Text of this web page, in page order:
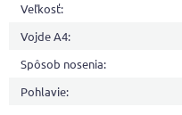
Veľkosť:
Vojde A4:
Spôsob nosenia:
Pohlavie: